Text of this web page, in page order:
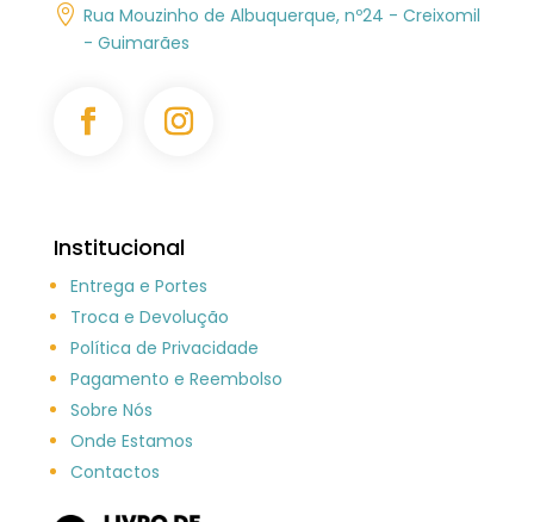
 Rua Mouzinho de Albuquerque, nº24 - Creixomil
- Guimarães
Institucional
Entrega e Portes
Troca e Devolução
Política de Privacidade
Pagamento e Reembolso
Sobre Nós
Onde Estamos
Contactos